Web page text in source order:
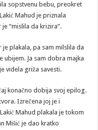
sopstvenu bebu, preokret
Mahud je priznala
“mislila da krizira”.
plakala, pa sam milslila da
ubijem. Ja sam dobra majka
videla griža savesti.
konačno dobija svoj epilog.
Izrečena joj je i
Mahud plakala je tokom
Mišić je dao kratko